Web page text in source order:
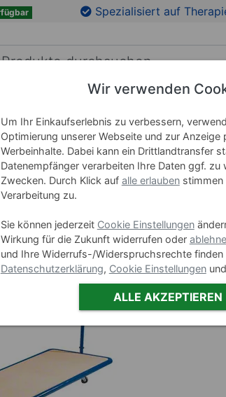
Zu den Produktbildern springen
Spezialisiert auf
Wir verwenden
Um Ihr Einkaufserlebnis zu verbessern,
Optimierung unserer Webseite und zur Anzeige
Werbeinhalte. Dabei kann ein Drittlandtransfer
Datenempfänger verarbeiten Ihre Daten ggf. zu
Zwecken. Durch Klick auf alle erlaubenstimmen
Verarbeitung zu.
Sie können jederzeit Cookie Einstellungen
Wirkung für die Zukunft widerrufen oder
und Ihre Widerrufs-/Widerspruchsrechte finden
Datenschutzerklärung, Cookie Einstellungen
ALLE AKZEPTIEREN